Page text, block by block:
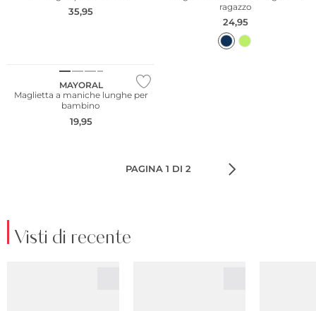
35,95
ragazzo
24,95
MAYORAL
Maglietta a maniche lunghe per
bambino
19,95
PAGINA 1 DI 2
Visti di recente